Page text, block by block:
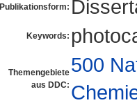
Publikationsform:
Keywords:
Themengebiete
aus DDC:
500